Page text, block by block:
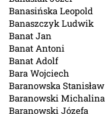
Banasińska Leopold
Banaszczyk Ludwik
Banat Jan
Banat Antoni
Banat Adolf
Bara Wojciech
Baranowska Stanisław
Baranowski Michalina
Baranowski Józefa